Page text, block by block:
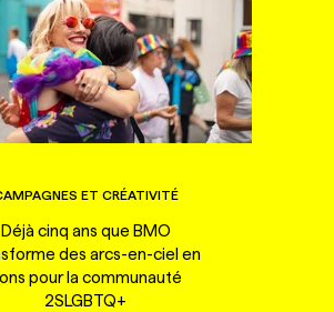
ET CRÉATIVITÉ
Déjà cinq ans que BMO
des arcs-en-ciel en
pour la communauté
2SLGBTQ+